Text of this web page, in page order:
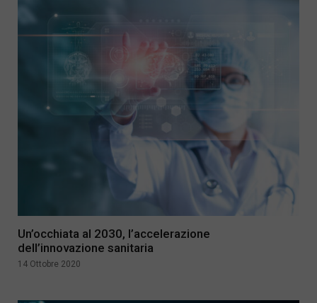
Un’occhiata al 2030, l’accelerazione
dell’innovazione sanitaria
14 Ottobre 2020